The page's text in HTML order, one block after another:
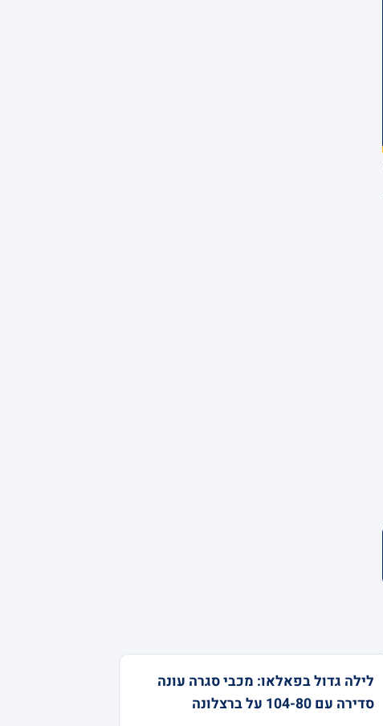
לילה גדול בפאלאו: מכבי סגרה עונה
סדירה עם 104-80 על ברצלונה